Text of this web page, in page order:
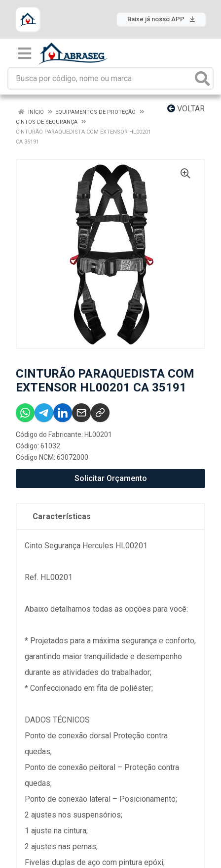
Baixe já nosso APP
VOLTAR
INÍCIO
EQUIPAMENTOS DE PROTEÇÃO
CINTOS DE SEGURANÇA
CINTURÃO PARAQUEDISTA COM EXTENSOR HL00201
CA 35191
CINTURÃO PARAQUEDISTA COM
EXTENSOR HL00201 CA 35191
Código do Fabricante: HL00201
Código: 61032
Código NCM: 63072000
Solicitar Orçamento
Características
Cinto Segurança Hercules HL00201
Ref. HL00201
Abaixo detalhamos todas as opções para você:
* Projetados para a máxima segurança e conforto,
garantindo maior tranquilidade e desempenho
durante as atividades do trabalhador;
* Confeccionado em fita de poliéster;
DADOS TÉCNICOS
Ponto de conexão dorsal Proteção contra
quedas;
Ponto de conexão peitoral – Proteção contra
quedas;
Ponto de conexão lateral – Posicionamento;
2 ajustes nos suspensórios;
1 ajuste na cintura;
2 ajustes nas pernas;
Fivelas duplas de aço com pintura epóxi;